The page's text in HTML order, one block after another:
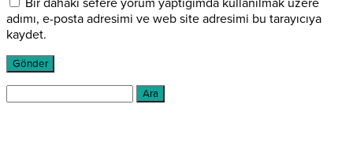
adımı, e-posta adresimi ve web site adresimi bu tarayıcıya
kaydet.